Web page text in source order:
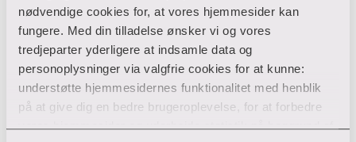
nødvendige cookies for, at vores hjemmesider kan
fungere. Med din tilladelse ønsker vi og vores
tredjeparter yderligere at indsamle data og
personoplysninger via valgfrie cookies for at kunne:
understøtte hjemmesidernes funktionalitet med henblik
på at give dig en bedre brugeroplevelse, for at forbedre
vores hjemmesider og udarbejde statistik på baggrund af
Din søgning gav desværre ikke noget resultat
Giv ikke op endnu!